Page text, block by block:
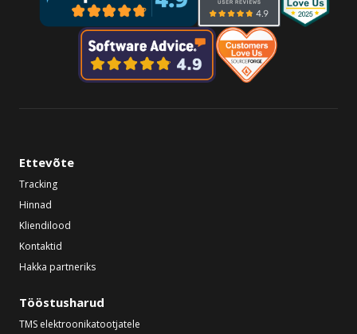
Ettevõte
Tracking
Hinnad
Kliendilood
Kontaktid
Hakka partneriks
Tööstusharud
TMS elektroonikatootjatele